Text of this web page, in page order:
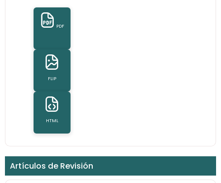
PDF
FLIP
HTML
Artículos de Revisión